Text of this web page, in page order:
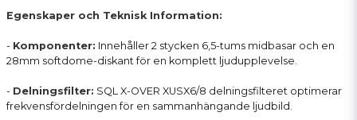
Egenskaper och Teknisk Information:
- Komponenter: Innehåller 2 stycken 6,5-tums midbasar och en
28mm softdome-diskant för en komplett ljudupplevelse.
- Delningsfilter: SQL X-OVER XUSX6/8 delningsfilteret optimerar
frekvensfördelningen för en sammanhängande ljudbild.